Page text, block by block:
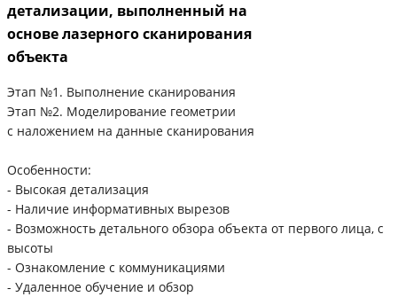
детализации, выполненный на
основе лазерного сканирования
объекта
Этап №1. Выполнение сканирования
Этап №2. Моделирование геометрии
с наложением на данные сканирования
Особенности:
- Высокая детализация
- Наличие информативных вырезов
- Возможность детального обзора объекта от первого лица, с
высоты
- Ознакомление с коммуникациями
- Удаленное обучение и обзор